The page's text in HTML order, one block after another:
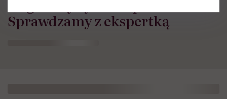
Sprawdzamy z ekspertką